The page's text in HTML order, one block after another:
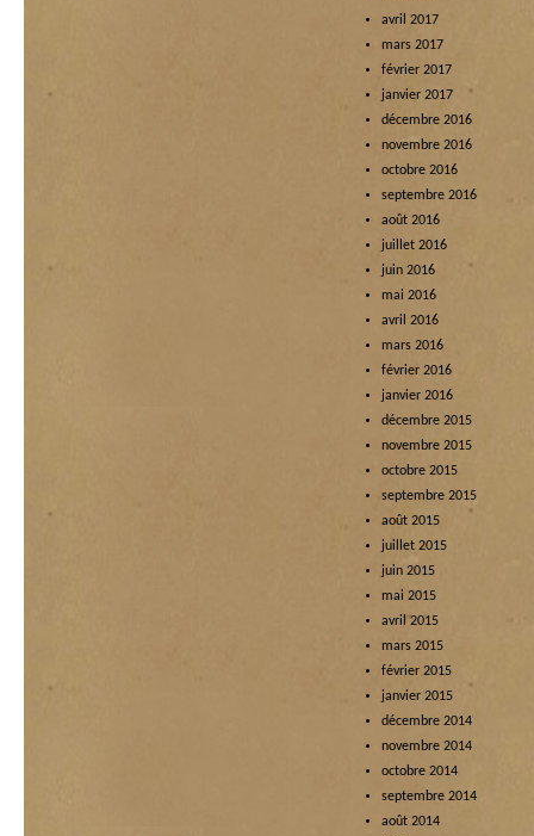
avril 2017
mars 2017
février 2017
janvier 2017
décembre 2016
novembre 2016
octobre 2016
septembre 2016
août 2016
juillet 2016
juin 2016
mai 2016
avril 2016
mars 2016
février 2016
janvier 2016
décembre 2015
novembre 2015
octobre 2015
septembre 2015
août 2015
juillet 2015
juin 2015
mai 2015
avril 2015
mars 2015
février 2015
janvier 2015
décembre 2014
novembre 2014
octobre 2014
septembre 2014
août 2014